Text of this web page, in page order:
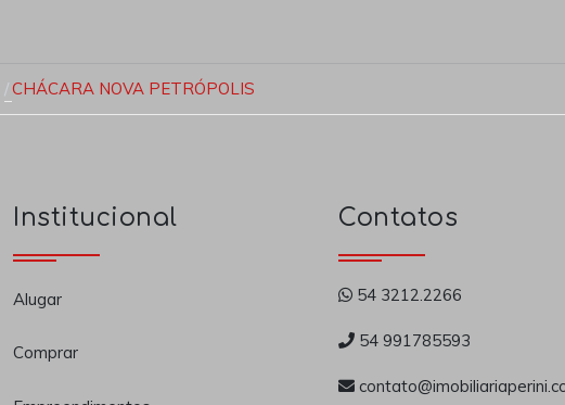
CHÁCARA NOVA PETRÓPOLIS
Institucional
Alugar
Comprar
Contatos
54 3212.2266
54 991785593